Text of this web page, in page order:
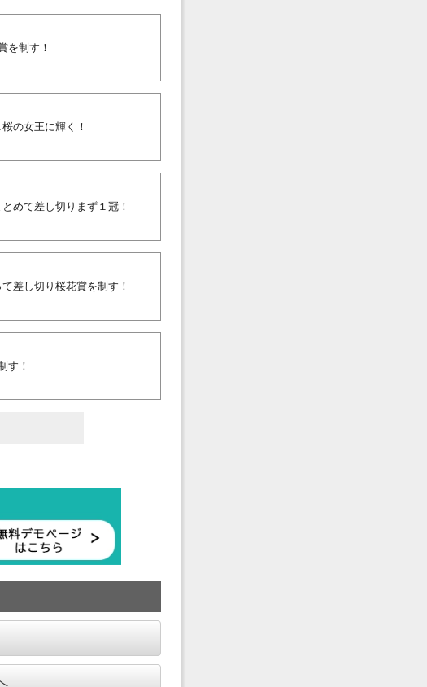
を制す！
の女王に輝く！
めて差し切りまず１冠！
差し切り桜花賞を制す！
す！